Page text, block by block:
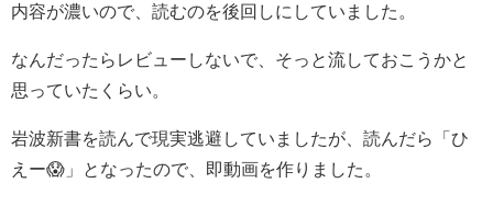
内容が濃いので、読むのを後回しにしていました。
なんだったらレビューしないで、そっと流しておこうかと
思っていたくらい。
岩波新書を読んで現実逃避していましたが、読んだら「ひ
えー😱」となったので、即動画を作りました。